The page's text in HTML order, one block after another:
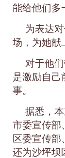
能给他们多
为表达
场，为她献
对于他
是激励自己
事。
据悉，
市委宣传部
区委宣传
还为沙坪坝